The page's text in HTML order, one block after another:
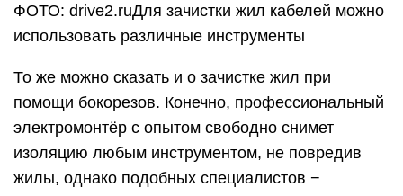
Выбор способа зачистки для